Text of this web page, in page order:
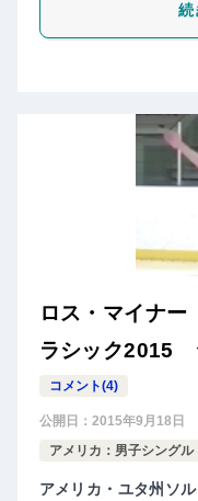
続
ロス・マイナ
ラシック2015
コメント(4)
公開日： 2015年9月18日
アメリカ：男子シングル
アメリカ・ユタ州ソ